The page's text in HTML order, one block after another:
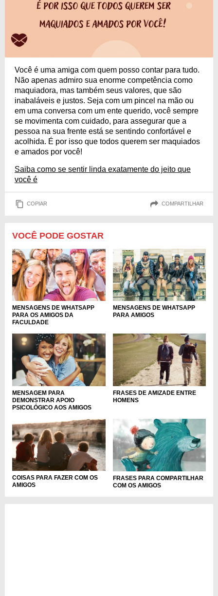
Você é uma amiga com quem posso contar para tudo.
Não apenas admiro sua enorme competência como
maquiadora, mas também seus valores, que são
inabaláveis e justos. Seja com um pincel na mão ou
em uma conversa com um ente querido, você sempre
se movimenta com cuidado, para assegurar que a
pessoa na sua frente está se sentindo confortável e
acolhida. É por isso que todos querem ser maquiados
e amados por você!
Saiba como se sentir linda exatamente do jeito que
você é
COPIAR COMPARTILHAR
VOCÊ PODE GOSTAR
MENSAGENS DE WHATSAPP
PARA OS AMIGOS DA
FACULDADE
MENSAGENS DE WHATSAPP
PARA AMIGOS
MENSAGEM PARA
DEMONSTRAR APOIO
PSICOLÓGICO AOS AMIGOS
FRASES DE AMIZADE ENTRE
HOMENS
COISAS PARA FAZER COM OS
AMIGOS
FRASES PARA COMPARTILHAR
COM OS AMIGOS